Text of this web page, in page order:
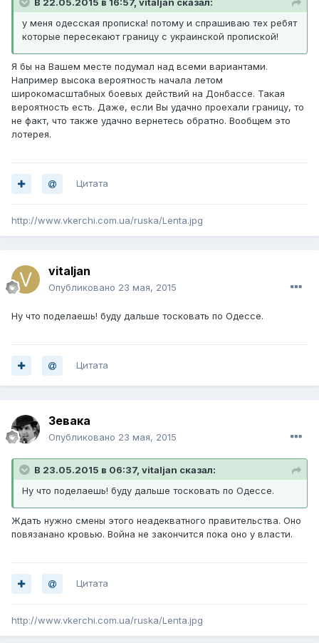
В 22.05.2015 в 16:57, vitaljan сказал:
у меня одесская прописка! потому и спрашиваю тех ребят
которые пересекают границу с украинской пропиской!
Я бы на Вашем месте подумал над всеми вариантами.
Например высока вероятность начала летом
широкомасштабных боевых действий на Донбассе. Такая
вероятность есть. Даже, если Вы удачно проехали границу, то
не факт, что также удачно вернетесь обратно. Вообщем это
лотерея.
Цитата
http://www.vkerchi.com.ua/ruska/Lenta.jpg
vitaljan
Опубликовано 23 мая, 2015
Ну что поделаешь! буду дальше тосковать по Одессе.
Цитата
Зевака
Опубликовано 23 мая, 2015
В 23.05.2015 в 06:37, vitaljan сказал:
Ну что поделаешь! буду дальше тосковать по Одессе.
Ждать нужно смены этого неадекватного правительства. Оно
повязанано кровью. Война не закончится пока оно у власти.
Цитата
http://www.vkerchi.com.ua/ruska/Lenta.jpg